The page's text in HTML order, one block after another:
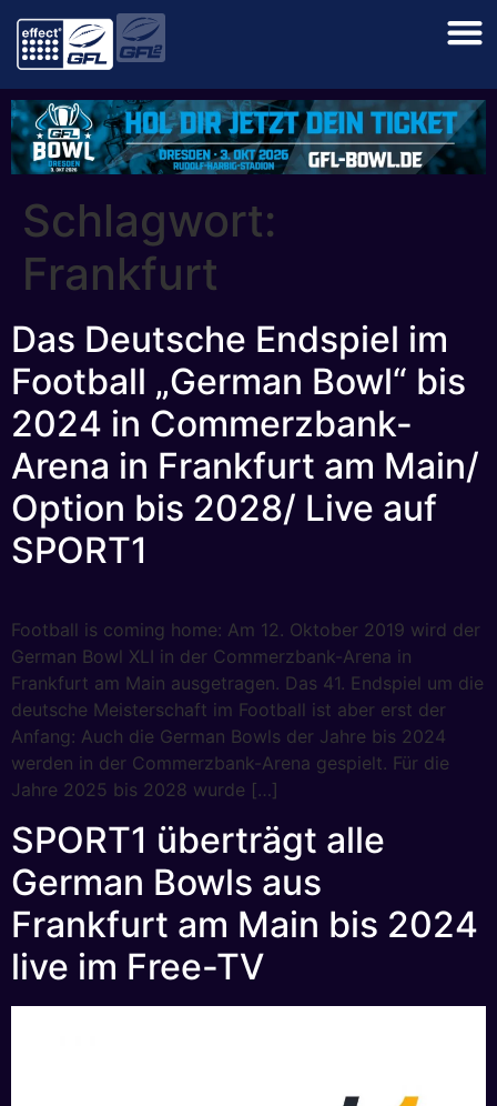
Schlagwort:
Frankfurt
Das Deutsche Endspiel im
Football „German Bowl“ bis
2024 in Commerzbank-
Arena in Frankfurt am Main/
Option bis 2028/ Live auf
SPORT1
Football is coming home: Am 12. Oktober 2019 wird der
German Bowl XLI in der Commerzbank-Arena in
Frankfurt am Main ausgetragen. Das 41. Endspiel um die
deutsche Meisterschaft im Football ist aber erst der
Anfang: Auch die German Bowls der Jahre bis 2024
werden in der Commerzbank-Arena gespielt. Für die
Jahre 2025 bis 2028 wurde […]
SPORT1 überträgt alle
German Bowls aus
Frankfurt am Main bis 2024
live im Free-TV